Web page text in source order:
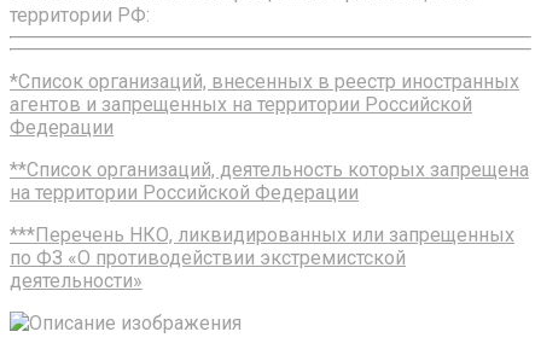
территории РФ:
*Список организаций, внесенных в реестр иностранных
агентов и запрещенных на территории Российской
Федерации
**Список организаций, деятельность которых запрещена
на территории Российской Федерации
***Перечень НКО, ликвидированных или запрещенных
по ФЗ «О противодействии экстремистской
деятельности»